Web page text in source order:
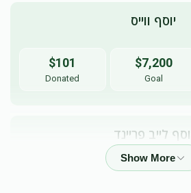
יוסף ווייס
$101
Donated
$7,200
Goal
לייב פריינד